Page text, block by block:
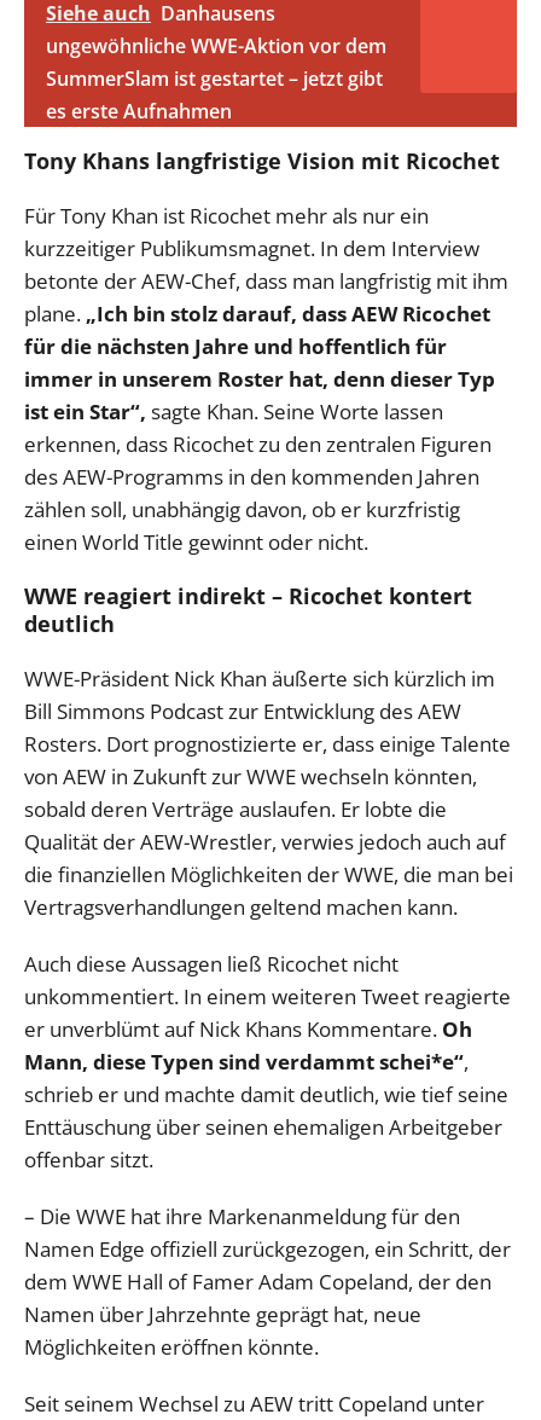
Siehe auch Danhausens
ungewöhnliche WWE-Aktion vor dem
SummerSlam ist gestartet – jetzt gibt
es erste Aufnahmen
Tony Khans langfristige Vision mit Ricochet
Für Tony Khan ist Ricochet mehr als nur ein
kurzzeitiger Publikumsmagnet. In dem Interview
betonte der AEW-Chef, dass man langfristig mit ihm
plane. „Ich bin stolz darauf, dass AEW Ricochet
für die nächsten Jahre und hoffentlich für
immer in unserem Roster hat, denn dieser Typ
ist ein Star“, sagte Khan. Seine Worte lassen
erkennen, dass Ricochet zu den zentralen Figuren
des AEW-Programms in den kommenden Jahren
zählen soll, unabhängig davon, ob er kurzfristig
einen World Title gewinnt oder nicht.
WWE reagiert indirekt – Ricochet kontert
deutlich
WWE-Präsident Nick Khan äußerte sich kürzlich im
Bill Simmons Podcast zur Entwicklung des AEW
Rosters. Dort prognostizierte er, dass einige Talente
von AEW in Zukunft zur WWE wechseln könnten,
sobald deren Verträge auslaufen. Er lobte die
Qualität der AEW-Wrestler, verwies jedoch auch auf
die finanziellen Möglichkeiten der WWE, die man bei
Vertragsverhandlungen geltend machen kann.
Auch diese Aussagen ließ Ricochet nicht
unkommentiert. In einem weiteren Tweet reagierte
er unverblümt auf Nick Khans Kommentare. Oh
Mann, diese Typen sind verdammt schei*e“,
schrieb er und machte damit deutlich, wie tief seine
Enttäuschung über seinen ehemaligen Arbeitgeber
offenbar sitzt.
– Die WWE hat ihre Markenanmeldung für den
Namen Edge offiziell zurückgezogen, ein Schritt, der
dem WWE Hall of Famer Adam Copeland, der den
Namen über Jahrzehnte geprägt hat, neue
Möglichkeiten eröffnen könnte.
Seit seinem Wechsel zu AEW tritt Copeland unter